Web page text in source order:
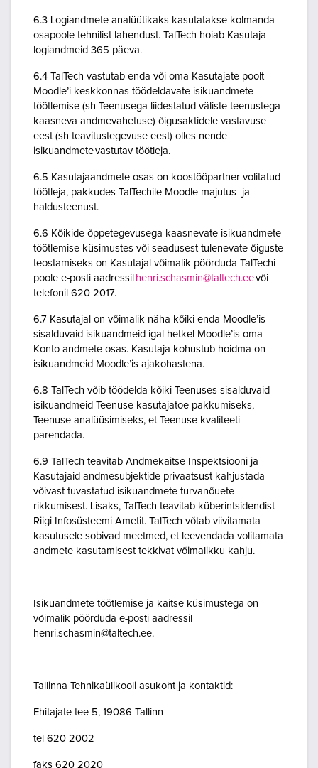
6.3 Logiandmete analüütikaks kasutatakse kolmanda
osapoole tehnilist lahendust. TalTech hoiab Kasutaja
logiandmeid 365 päeva.
6.4 TalTech vastutab enda või oma Kasutajate poolt
Moodle’i keskkonnas töödeldavate isikuandmete
töötlemise (sh Teenusega liidestatud väliste teenustega
kaasneva andmevahetuse) õigusaktidele vastavuse
eest (sh teavitustegevuse eest) olles nende
isikuandmete vastutav töötleja.
6.5 Kasutajaandmete osas on koostööpartner volitatud
töötleja, pakkudes TalTechile Moodle majutus- ja
haldusteenust.
6.6 Kõikide õppetegevusega kaasnevate isikuandmete
töötlemise küsimustes või seadusest tulenevate õiguste
teostamiseks on Kasutajal võimalik pöörduda TalTechi
poole e-posti aadressil henri.schasmin@taltech.eevõi
telefonil 620 2017.
6.7 Kasutajal on võimalik näha kõiki enda Moodle’is
sisalduvaid isikuandmeid igal hetkel Moodle’is oma
Konto andmete osas. Kasutaja kohustub hoidma on
isikuandmeid Moodle’is ajakohastena.
6.8 TalTech võib töödelda kõiki Teenuses sisalduvaid
isikuandmeid Teenuse kasutajatoe pakkumiseks,
Teenuse analüüsimiseks, et Teenuse kvaliteeti
parendada.
6.9 TalTech teavitab Andmekaitse Inspektsiooni ja
Kasutajaid andmesubjektide privaatsust kahjustada
võivast tuvastatud isikuandmete turvanõuete
rikkumisest. Lisaks, TalTech teavitab küberintsidendist
Riigi Infosüsteemi Ametit. TalTech võtab viivitamata
kasutusele sobivad meetmed, et leevendada volitamata
andmete kasutamisest tekkivat võimalikku kahju.
Isikuandmete töötlemise ja kaitse küsimustega on
võimalik pöörduda e-posti aadressil
henri.schasmin@taltech.ee.
Tallinna Tehnikaülikooli asukoht ja kontaktid:
Ehitajate tee 5, 19086 Tallinn
tel 620 2002
faks 620 2020